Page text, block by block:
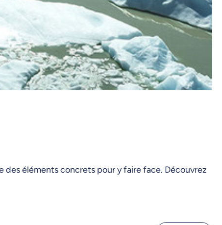
éléments concrets pour y faire face. Découvrez